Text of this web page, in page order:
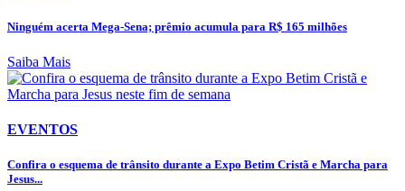
Ninguém acerta Mega-Sena; prêmio acumula para R$ 165 milhões
Saiba Mais
EVENTOS
Confira o esquema de trânsito durante a Expo Betim Cristã e Marcha para
Jesus...